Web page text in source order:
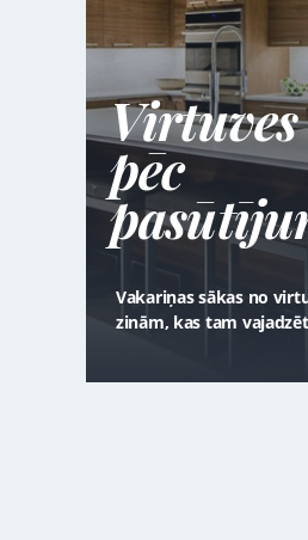
Virtuves
pēc
Vakariņas sākas no
zinām, kas tam